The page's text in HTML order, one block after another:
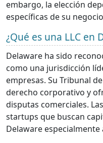
embargo, la elección
específicas de su
¿Qué es una LLC en
Delaware ha sido
como una jurisdicción
empresas. Su Tribunal
derecho corporativo y
disputas comerciales.
startups que buscan
Delaware especialmente